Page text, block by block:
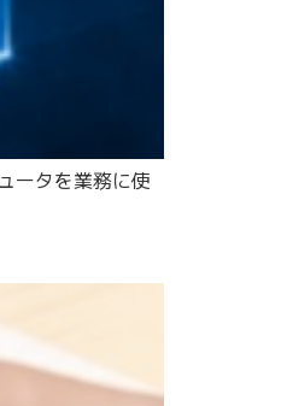
ータを業務に使